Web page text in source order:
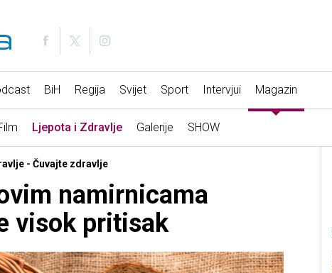
BiH Regija Svijet Sport Intervjui Magazin
Ljepota i Zdravlje Galerije SHOW
- Čuvajte zdravlje
namirnicama
visok pritisak